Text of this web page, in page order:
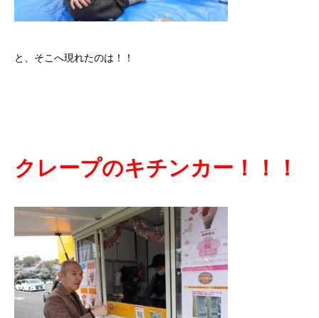
と、そこへ現れたのは！！
クレープのキチンカー！！！